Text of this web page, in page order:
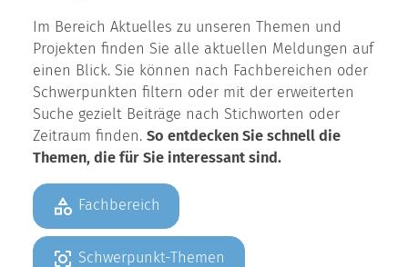
Im Bereich Aktuelles zu unseren Themen und
Projekten finden Sie alle aktuellen Meldungen auf
einen Blick. Sie können nach Fachbereichen oder
Schwerpunkten filtern oder mit der erweiterten
Suche gezielt Beiträge nach Stichworten oder
Zeitraum finden. So entdecken Sie schnell die
Themen, die für Sie interessant sind.
Fachbereich
Schwerpunkt-Themen